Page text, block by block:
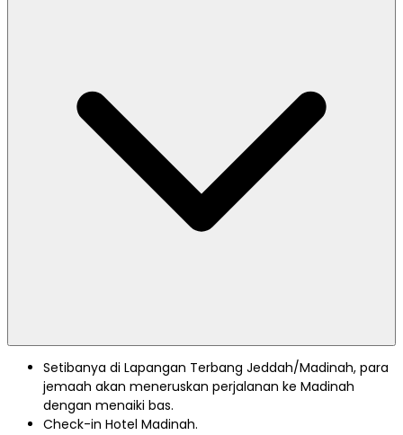
Setibanya di Lapangan Terbang Jeddah/Madinah, para
jemaah akan meneruskan perjalanan ke Madinah
dengan menaiki bas.
Check-in Hotel Madinah.